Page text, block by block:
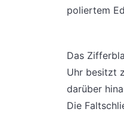
poliertem
Das
Uhr besitzt
darüber
Die